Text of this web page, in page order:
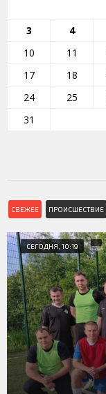
3
4
10
11
17
18
24
25
31
СВЕЖЕЕ ПРОИСШЕСТВИЕ
СЕГОДНЯ, 10:19